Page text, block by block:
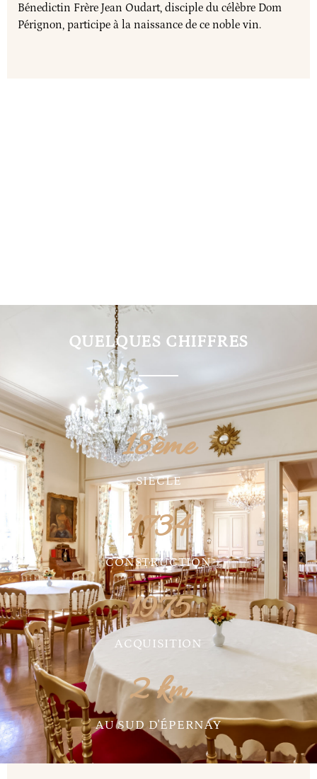
Bénedictin Frère Jean Oudart, disciple du célèbre Dom
Pérignon, participe à la naissance de ce noble vin.
QUELQUES CHIFFRES
SIÈCLE
18ème
CONSTRUCTION
1734
ACQUISITION
1975
AU SUD D'ÉPERNAY
2 km